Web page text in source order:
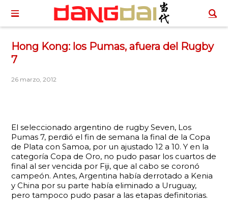
Hong Kong: los Pumas, afuera del Rugby
7
26 marzo, 2012
El seleccionado argentino de rugby Seven, Los
Pumas 7, perdió el fin de semana la final de la Copa
de Plata con Samoa, por un ajustado 12 a 10. Y en la
categoría Copa de Oro, no pudo pasar los cuartos de
final al ser vencida por Fiji, que al cabo se coronó
campeón. Antes, Argentina había derrotado a Kenia
y China por su parte había eliminado a Uruguay,
pero tampoco pudo pasar a las etapas definitorias.